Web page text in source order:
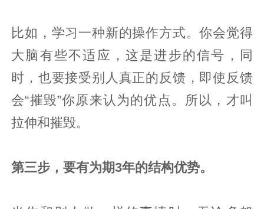
比如，学习一种新的操作方式。你会觉得
大脑有些不适应，这是进步的信号，同
时，也要接受别人真正的反馈，即使反馈
会“摧毁”你原来认为的优点。所以，才叫
拉伸和摧毁。
第三步，要有为期3年的结构优势。